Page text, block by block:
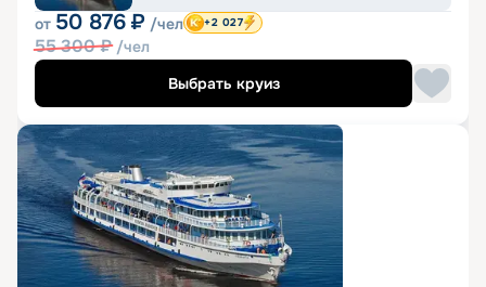
от 50 876 ₽ /чел
55 300₽ /чел
+2 027
Выбрать круиз